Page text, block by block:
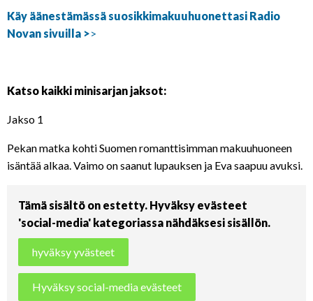
Käy äänestämässä suosikkimakuuhuonettasi Radio
Novan sivuilla >>
Katso kaikki minisarjan jaksot:
Jakso 1
Pekan matka kohti Suomen romanttisimman makuuhuoneen
isäntää alkaa. Vaimo on saanut lupauksen ja Eva saapuu avuksi.
Tämä sisältö on estetty. Hyväksy evästeet
'social-media' kategoriassa nähdäksesi sisällön.
hyväksy yvästeet
Hyväksy social-media evästeet